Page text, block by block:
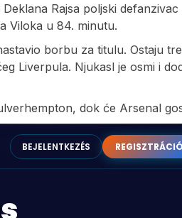
Rajsa poljski
Viloka u 84. minutu.
borbu za titulu. Ostaju
Liverpula. Njukasl je osmi i
dok će Arsenal